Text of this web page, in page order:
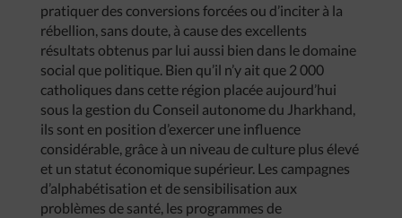
pratiquer des conversions forcées ou d’inciter à la
rébellion, sans doute, à cause des excellents
résultats obtenus par lui aussi bien dans le domaine
social que politique. Bien qu’il n’y ait que 2 000
catholiques dans cette région placée aujourd’hui
sous la gestion du Conseil autonome du Jharkhand,
ils sont en position d’exercer une influence
considérable, grâce à un niveau de culture plus élevé
et un statut économique supérieur. Les campagnes
d’alphabétisation et de sensibilisation aux
problèmes de santé, les programmes de